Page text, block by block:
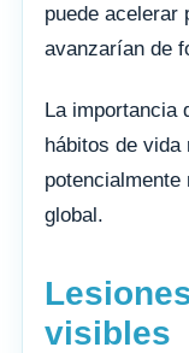
puede acelerar
avanzarían de
La importancia
hábitos de vida
global.
visibles